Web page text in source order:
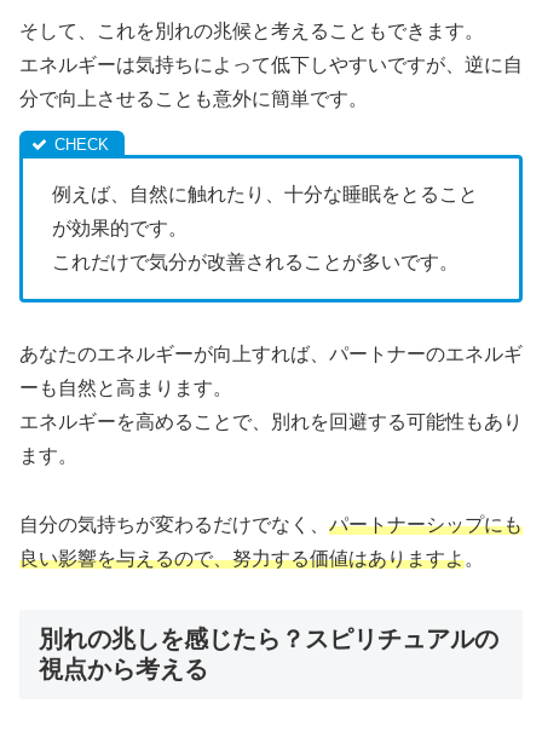
そして、これを別れの兆候と考えることもできます。
エネルギーは気持ちによって低下しやすいですが、逆に自
分で向上させることも意外に簡単です。
例えば、自然に触れたり、十分な睡眠をとること
が効果的です。
これだけで気分が改善されることが多いです。
あなたのエネルギーが向上すれば、パートナーのエネルギ
ーも自然と高まります。
エネルギーを高めることで、別れを回避する可能性もあり
ます。
自分の気持ちが変わるだけでなく、 パートナーシップにも
良い影響を与えるので、努力する価値はありますよ。
別れの兆しを感じたら？スピリチュアルの
視点から考える